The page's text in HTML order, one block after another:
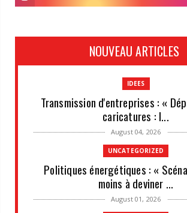
NOUVEAU ARTICLES
IDEES
Transmission d'entreprises : «
caricatures : l...
August 04, 2026
UNCATEGORIZED
Politiques énergétiques : «
moins à deviner ...
August 01, 2026